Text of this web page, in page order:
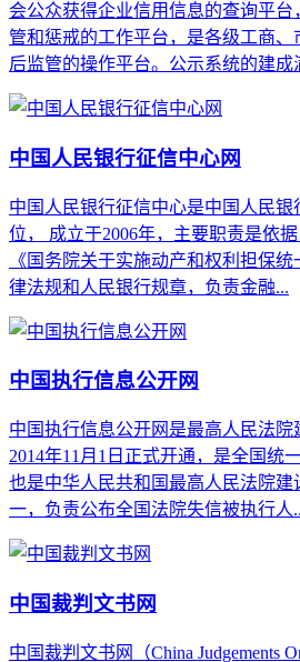
会公众获得企业信用信息的查询平
管和惩戒的工作平台，是各级工商
后监管的操作平台。公示系统的建成
中国人民银行征信中心网
中国人民银行征信中心是中国人民
位， 成立于2006年，主要职责是依
《国务院关于实施动产和权利担保
律法规和人民银行规章，负责金融...
中国执行信息公开网
中国执行信息公开网是最高人民法
2014年11月1日正式开通，是全国统
也是中华人民共和国最高人民法院建
一，负责公布全国法院失信被执行人
中国裁判文书网
中国裁判文书网（China Judgements